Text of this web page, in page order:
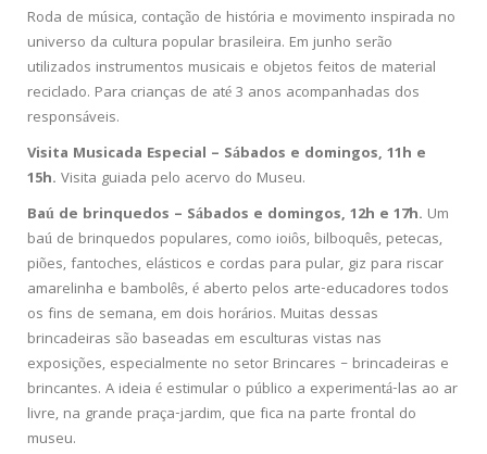
Roda de música, contação de história e movimento inspirada no
universo da cultura popular brasileira. Em junho serão
utilizados instrumentos musicais e objetos feitos de material
reciclado. Para crianças de até 3 anos acompanhadas dos
responsáveis.
Visita Musicada Especial – Sábados e domingos, 11h e
15h. Visita guiada pelo acervo do Museu.
Baú de brinquedos – Sábados e domingos, 12h e 17h. Um
baú de brinquedos populares, como ioiôs, bilboquês, petecas,
piões, fantoches, elásticos e cordas para pular, giz para riscar
amarelinha e bambolês, é aberto pelos arte-educadores todos
os fins de semana, em dois horários. Muitas dessas
brincadeiras são baseadas em esculturas vistas nas
exposições, especialmente no setor Brincares – brincadeiras e
brincantes. A ideia é estimular o público a experimentá-las ao ar
livre, na grande praça-jardim, que fica na parte frontal do
museu.